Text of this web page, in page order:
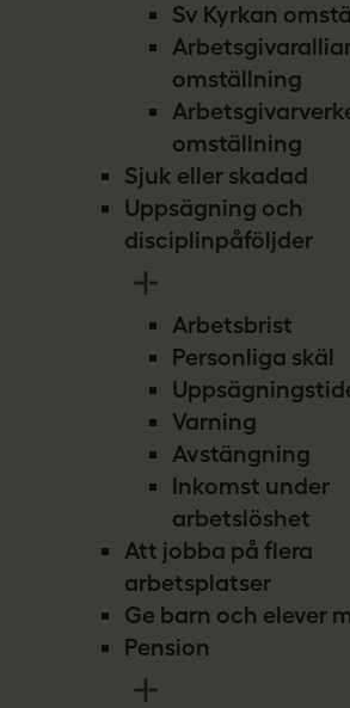
Sv Kyrkan
omställning
omställning
Sjuk eller skadad
Uppsägning och
disciplinpåföljder
Arbetsbrist
Personliga skäl
Varning
Avstängning
Inkomst under
arbetslöshet
Att jobba på flera
arbetsplatser
Ge barn och elever
Pension